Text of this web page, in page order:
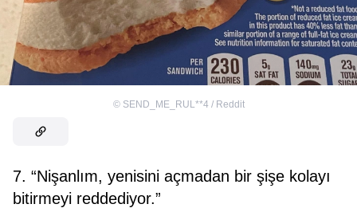
© SEND_ME_RUL**4 / Reddit
7. “Nişanlım, yenisini açmadan bir şişe kolayı
bitirmeyi reddediyor.”